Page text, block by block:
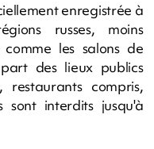
enregistrée à
russes, moins
les salons de
des lieux publics
restaurants compris,
sont interdits jusqu'à